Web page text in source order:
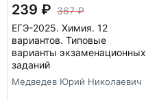
239
367
ЕГЭ-2025. Химия. 12
вариантов. Типовые
варианты экзаменационных
заданий
Медведев Юрий Николаевич